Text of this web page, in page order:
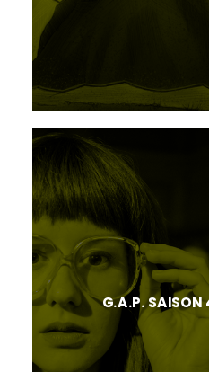
G.A.P. SAISON